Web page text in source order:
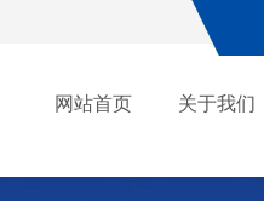
网站首页 关于我们